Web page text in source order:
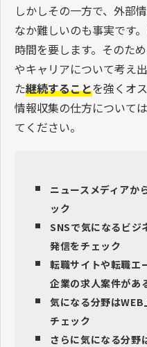
しかしその一方で、外部
なか難しいのも事実です
時間を要します。そのた
やキャリアについて考え
た継続することを強くオ
情報収集の仕方について
てください。
ニュースメディアか
ック
SNSで気になるビジ
発信をチェック
転職サイトや転職エ
企業の求人案件があ
気になる分野は
チェック
さらに気になる分野